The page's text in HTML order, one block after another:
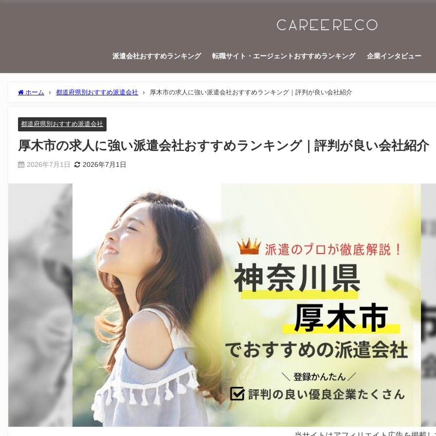
派遣会社おすすめランキング 転職サイト・エージェントおすすめランキング 企業インタビュー
ホーム 都道府県別おすすめ派遣会社 厚木市の求人に強い派遣会社おすすめランキング｜評判が良い会社紹介
都道府県別おすすめ派遣会社
厚木市の求人に強い派遣会社おすすめランキング｜評判が良い会社紹介
2026年7月1日 2026年7月1日